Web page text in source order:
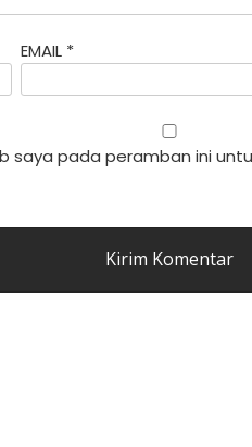
EMAIL *
saya pada peramban ini